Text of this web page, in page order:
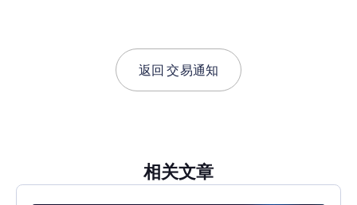
返回交易通知
相关文章